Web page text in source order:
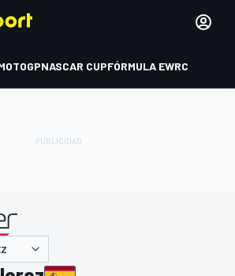
NASCAR CUPFÓRMULA EWRC